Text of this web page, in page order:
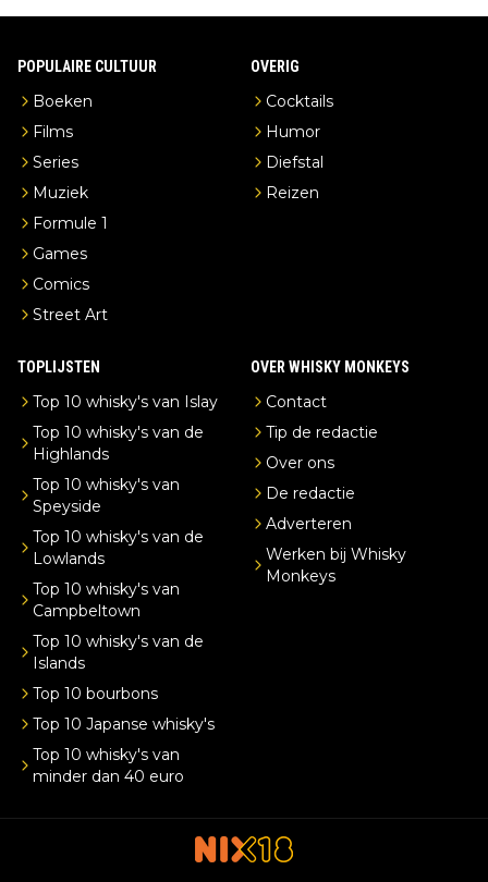
POPULAIRE CULTUUR
Boeken
Films
Series
Muziek
Formule 1
Games
Comics
Street Art
OVERIG
Cocktails
Humor
Diefstal
Reizen
TOPLIJSTEN
Top 10 whisky's van Islay
Top 10 whisky's van de
Highlands
Top 10 whisky's van
Speyside
Top 10 whisky's van de
Lowlands
Top 10 whisky's van
Campbeltown
Top 10 whisky's van de
Islands
Top 10 bourbons
Top 10 Japanse whisky's
Top 10 whisky's van
minder dan 40 euro
OVER WHISKY MONKEYS
Contact
Tip de redactie
Over ons
De redactie
Adverteren
Werken bij Whisky
Monkeys